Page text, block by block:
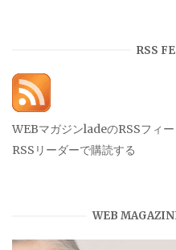
RSS
WEBマガジンladeのRSSフィー
RSSリーダーで購読する
WEB